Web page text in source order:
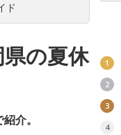
ド
の夏休
介。
1
2
3
4